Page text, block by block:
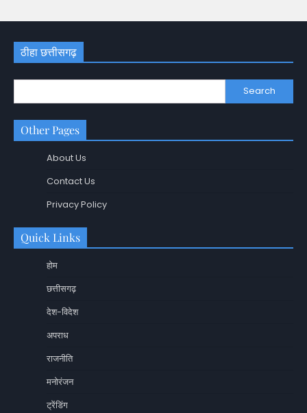
ठीहा छत्तीसगढ़
Search
Other Pages
About Us
Contact Us
Privacy Policy
Quick Links
होम
छत्तीसगढ़
देश-विदेश
अपराध
राजनीति
मनोरंजन
ट्रेंडिंग